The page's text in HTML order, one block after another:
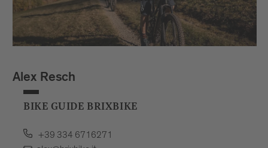
Alex Resch
BIKE GUIDE BRIXBIKE
+39 334 6716271